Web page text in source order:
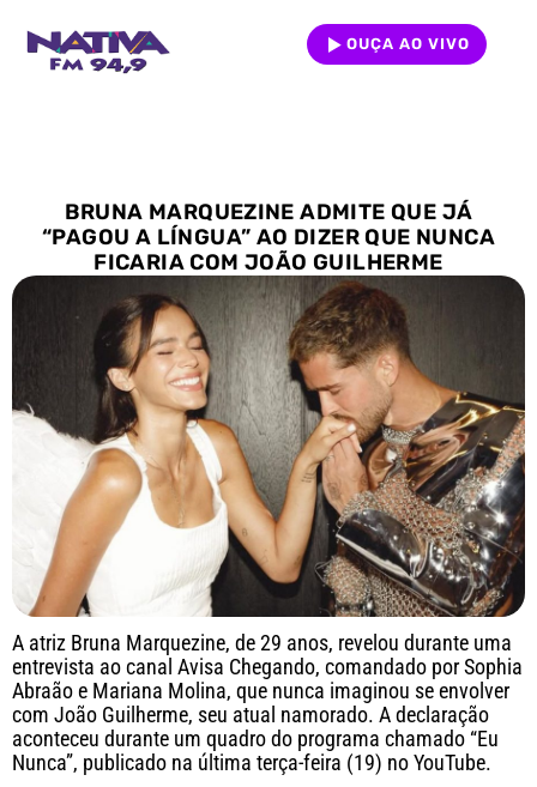
OUÇA AO VIVO
BRUNA MARQUEZINE ADMITE QUE JÁ
“PAGOU A LÍNGUA” AO DIZER QUE NUNCA
FICARIA COM JOÃO GUILHERME
A atriz Bruna Marquezine, de 29 anos, revelou durante uma
entrevista ao canal Avisa Chegando, comandado por Sophia
Abraão e Mariana Molina, que nunca imaginou se envolver
com João Guilherme, seu atual namorado. A declaração
aconteceu durante um quadro do programa chamado “Eu
Nunca”, publicado na última terça-feira (19) no YouTube.